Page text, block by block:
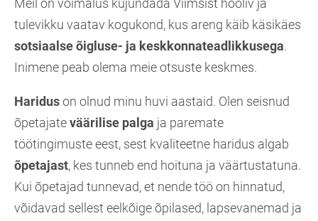
Meil on võimalus kujundada Viimsist hooliv ja
tulevikku vaatav kogukond, kus areng käib käsikäes
sotsiaalse õigluse- ja keskkonnateadlikkusega.
Inimene peab olema meie otsuste keskmes.
Hariduson olnud minu huvi aastaid. Olen seisnud
õpetajateväärilise palga ja paremate
töötingimuste eest, sest kvaliteetne haridus algab
õpetajast, kes tunneb end hoituna ja väärtustatuna.
Kui õpetajad tunnevad, et nende töö on hinnatud,
võidavad sellest eelkõige õpilased, lapsevanemad ja